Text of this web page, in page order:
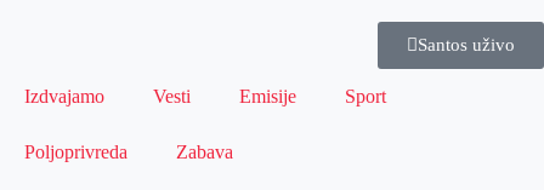
Santos uživo
Izdvajamo Vesti Emisije Sport
Poljoprivreda Zabava